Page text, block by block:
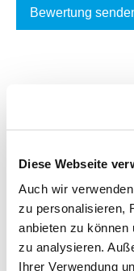
Diese Webseite
Auch wir
zu personalisieren,
anbieten zu können
zu analysieren.
Ihrer Verwendung
Bewertung
PASSEND